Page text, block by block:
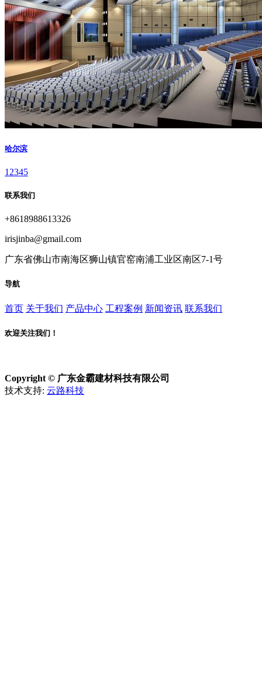
哈尔滨
1 2345
联系我们
+8618988613326
irisjinba@gmail.com
广东省佛山市南海区狮山镇官窑南浦工业区南区7-1号
导航
首页 关于我们 产品中心 工程案例 新闻资讯 联系我们
欢迎关注我们！
Copyright © 广东金霸建材科技有限公司
技术支持: 云路科技